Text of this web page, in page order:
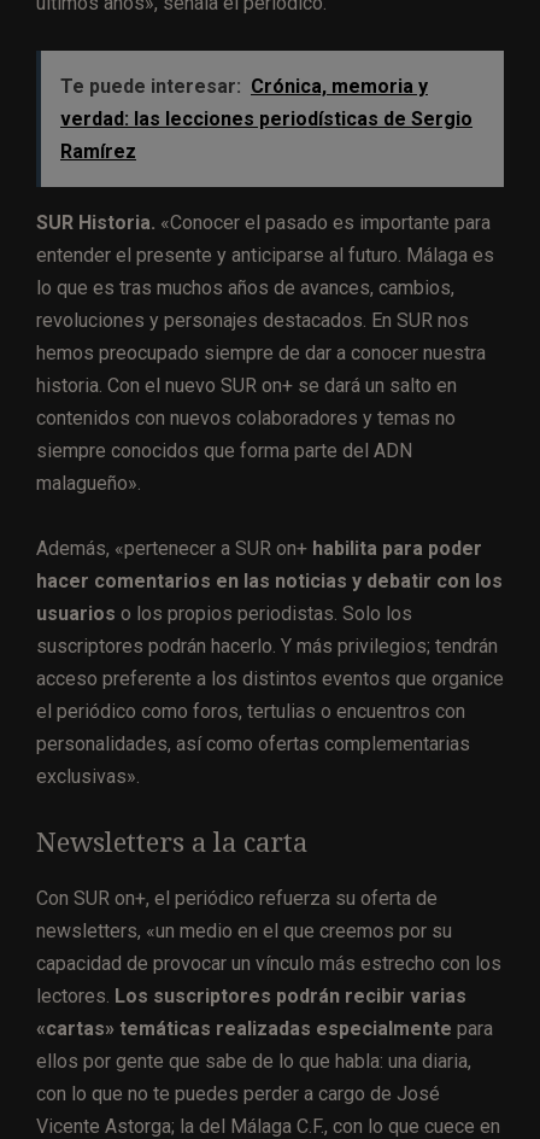
Te puede interesar: Crónica, memoria y
verdad: las lecciones periodísticas de Sergio
Ramírez
SUR Historia. «Conocer el pasado es importante para
entender el presente y anticiparse al futuro. Málaga es
lo que es tras muchos años de avances, cambios,
revoluciones y personajes destacados. En SUR nos
hemos preocupado siempre de dar a conocer nuestra
historia. Con el nuevo SUR on+ se dará un salto en
contenidos con nuevos colaboradores y temas no
siempre conocidos que forma parte del ADN
malagueño».
Además, «pertenecer a SUR on+ habilita para poder
hacer comentarios en las noticias y debatir con los
usuarios o los propios periodistas. Solo los
suscriptores podrán hacerlo. Y más privilegios; tendrán
acceso preferente a los distintos eventos que organice
el periódico como foros, tertulias o encuentros con
personalidades, así como ofertas complementarias
exclusivas».
Newsletters a la carta
Con SUR on+, el periódico refuerza su oferta de
newsletters, «un medio en el que creemos por su
capacidad de provocar un vínculo más estrecho con los
lectores. Los suscriptores podrán recibir varias
«cartas» temáticas realizadas especialmente para
ellos por gente que sabe de lo que habla: una diaria,
con lo que no te puedes perder a cargo de José
Vicente Astorga; la del Málaga C.F., con lo que cuece en